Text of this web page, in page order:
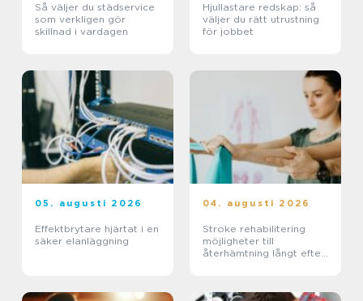
Så väljer du städservice
som verkligen gör
skillnad i vardagen
Hjullastare redskap: så
väljer du rätt utrustning
för jobbet
05. augusti 2026
Effektbrytare hjärtat i en
säker elanläggning
04. augusti 2026
Stroke rehabilitering
möjligheter till
återhämtning långt efter